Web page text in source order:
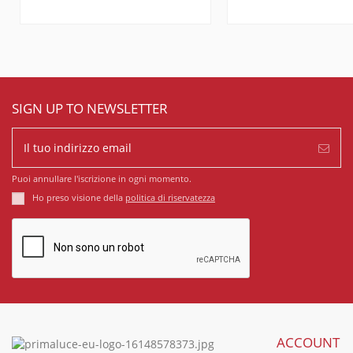
SIGN UP TO NEWSLETTER
Puoi annullare l'iscrizione in ogni momento.
Ho preso visione della politica di riservatezza
ACCOUNT